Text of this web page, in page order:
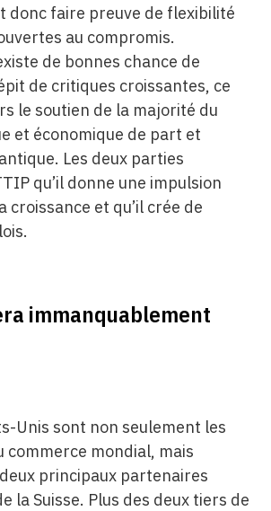
donc faire preuve de flexibilité
au compromis.
de bonnes chance de
de critiques croissantes, ce
le soutien de la majorité du
et économique de part et
Les deux parties
qu’il donne une impulsion
croissance et qu’il crée de
immanquablement
Unis sont non seulement les
commerce mondial, mais
principaux partenaires
la Suisse. Plus des deux tiers de